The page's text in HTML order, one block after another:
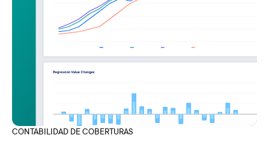
CONTABILIDAD DE COBERTURAS